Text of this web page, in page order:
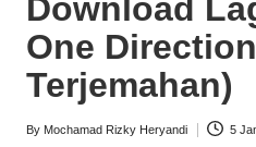
o
I
D
Download
One
Terjemahan)
Posted
By Mochamad Rizky Heryandi 5